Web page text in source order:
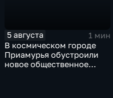
5 августа
1 мин
В космическом городе
Приамурья обустроили
новое общественное